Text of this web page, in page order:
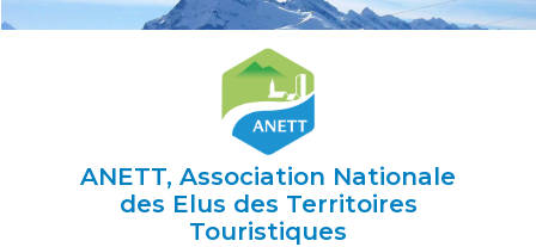
ANETT, Association Nationale
des Elus des Territoires
Touristiques